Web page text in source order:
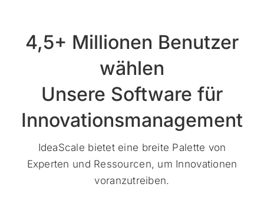
4,5+ Millionen Benutzer
wählen
Unsere Software für
Innovationsmanagement
IdeaScale bietet eine breite Palette von
Experten und Ressourcen, um Innovationen
voranzutreiben.